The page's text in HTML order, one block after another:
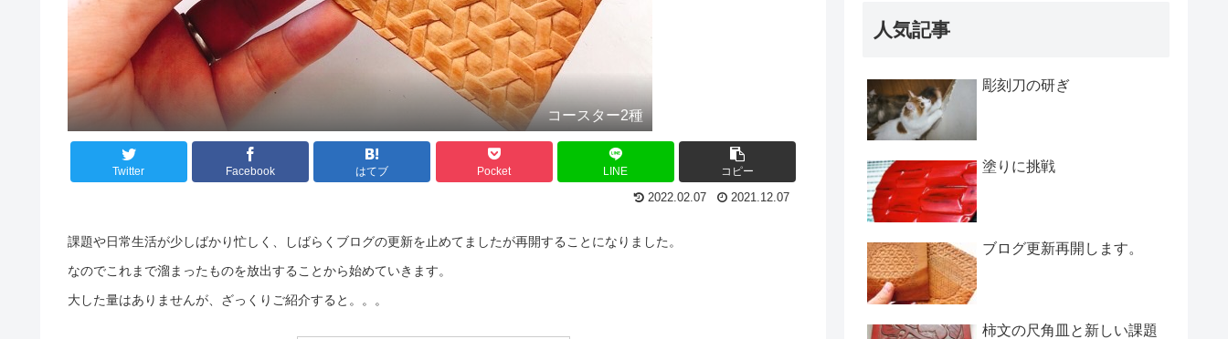
コースター2種
Twitter Facebook はてブ Pocket LINE コピー
2022.02.07 2021.12.07
課題や日常生活が少しばかり忙しく、しばらくブログの更新を止めてましたが再開することになりました。
なのでこれまで溜まったものを放出することから始めていきます。
大した量はありませんが、ざっくりご紹介すると。。。
人気記事
彫刻刀の研ぎ
塗りに挑戦
ブログ更新再開します。
柿文の尺角皿と新しい課題